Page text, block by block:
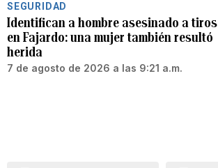
SEGURIDAD
Identifican a hombre asesinado a tiros
en Fajardo: una mujer también resultó
herida
7 de agosto de 2026 a las 9:21 a.m.